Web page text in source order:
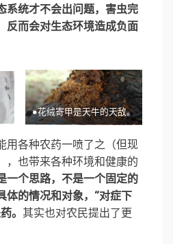
系统才不会出问题，害虫完
反而会对生态环境造成负面
●花绒寄甲是天牛的天敌。
用各种农药一喷了之（但现
，也带来各种环境和健康的
一个思路，不是一个固定的
体的情况和对象，“对症下
。 其实也对农民提出了更